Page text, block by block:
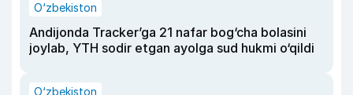
O‘zbekiston
Andijonda Tracker’ga 21 nafar bog‘cha bolasini
joylab, YTH sodir etgan ayolga sud hukmi o‘qildi
O‘zbekiston